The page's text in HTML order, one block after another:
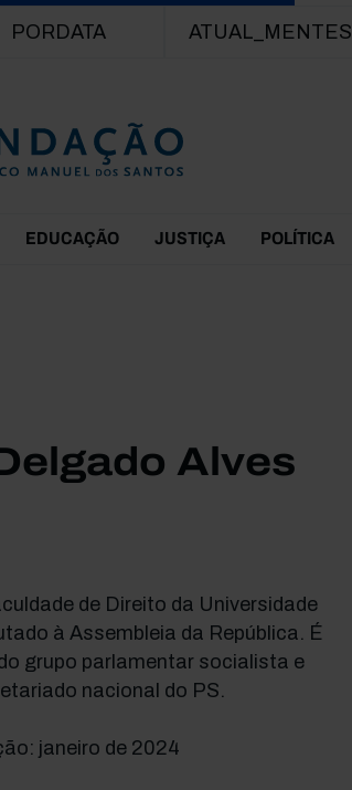
PORDATA ATUAL_MENTES
EDUCAÇÃO JUSTIÇA POLÍTICA
Alves
de Direito da Universidade
à Assembleia da República. É
grupo parlamentar socialista e
nacional do PS.
janeiro de 2024